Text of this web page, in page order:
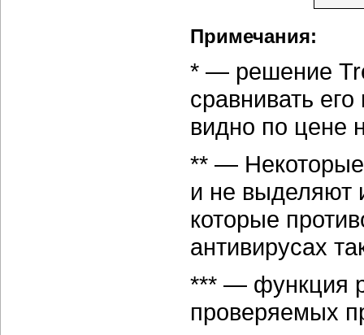
Примечания:
* — решение
сравнивать
видно по цене
** — Некоторые
и не выделяют
которые
антивирусах
*** — функция
проверяемых